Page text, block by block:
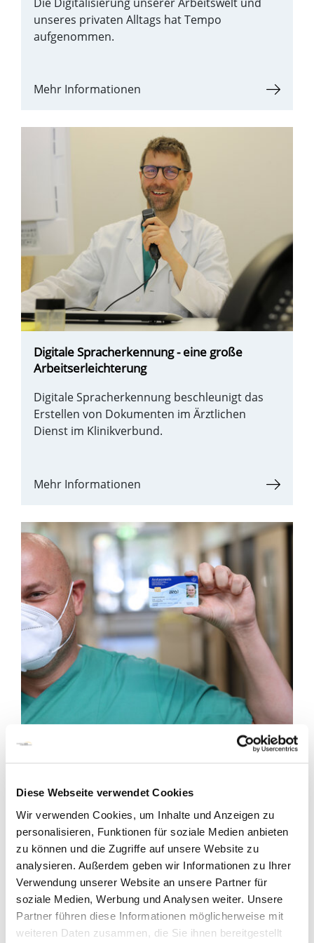
Diese Webseite verwendet Cookies
Wir verwenden Cookies, um Inhalte und Anzeigen zu
personalisieren, Funktionen für soziale Medien anbieten
zu können und die Zugriffe auf unsere Website zu
analysieren. Außerdem geben wir Informationen zu Ihrer
Verwendung unserer Website an unsere Partner für
soziale Medien, Werbung und Analysen weiter. Unsere
Partner führen diese Informationen möglicherweise mit
weiteren Daten zusammen, die Sie ihnen bereitgestellt
unseres privaten Alltags hat Tempo
aufgenommen.
Mehr Informationen
Digitale Spracherkennung - eine große
Arbeitserleichterung
Digitale Spracherkennung beschleunigt das
Erstellen von Dokumenten im Ärztlichen
Dienst im Klinikverbund.
Mehr Informationen
Im Gesundheitswesen unverzichtbar: der
Heilberufeausweis
Ohne ihn geht im Gesundheitswesen fast
nichts mehr: Der elektronische
Heilberufeausweis ist für die ärztliche Tätigkeit
in der Klinik unverzichtbar. Warum Ärztinnen
und Ärzte den elektronischen
Heilberufeausweis beantragen sollten - und
was man damit machen kann, erfahren Sie
hier.